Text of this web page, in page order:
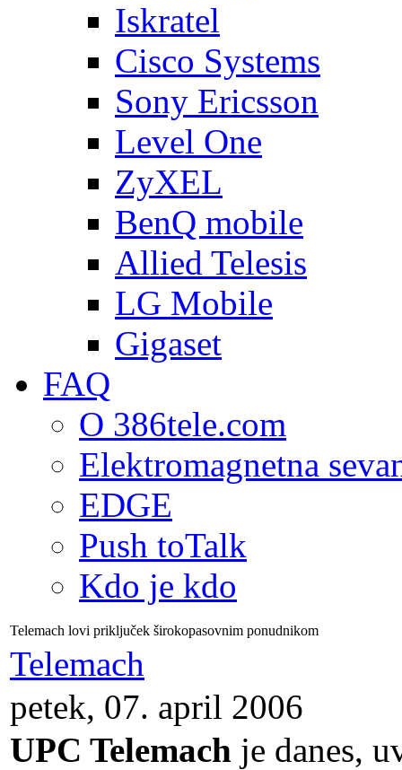
Iskratel
Cisco Systems
Sony Ericsson
Level One
ZyXEL
BenQ mobile
Allied Telesis
LG Mobile
Gigaset
FAQ
O 386tele.com
Elektromagnetna
EDGE
Push toTalk
Kdo je kdo
Telemach lovi priključek širokopasovnim ponudnikom
Telemach
petek, 07. april 2006
UPC Telemach je danes,